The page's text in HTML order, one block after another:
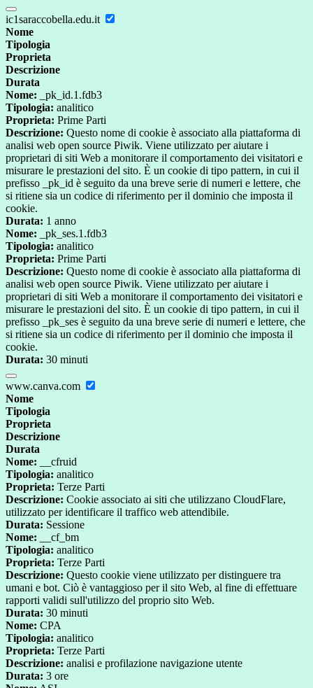
ic1saraccobella.edu.it
Nome
Tipologia
Proprieta
Descrizione
Durata
Nome: _pk_id.1.fdb3
Tipologia: analitico
Proprieta: Prime Parti
Descrizione: Questo nome di cookie è associato alla piattaforma di
analisi web open source Piwik. Viene utilizzato per aiutare i
proprietari di siti Web a monitorare il comportamento dei visitatori e
misurare le prestazioni del sito. È un cookie di tipo pattern, in cui il
prefisso _pk_id è seguito da una breve serie di numeri e lettere, che
si ritiene sia un codice di riferimento per il dominio che imposta il
cookie.
Durata: 1 anno
Nome: _pk_ses.1.fdb3
Tipologia: analitico
Proprieta: Prime Parti
Descrizione: Questo nome di cookie è associato alla piattaforma di
analisi web open source Piwik. Viene utilizzato per aiutare i
proprietari di siti Web a monitorare il comportamento dei visitatori e
misurare le prestazioni del sito. È un cookie di tipo pattern, in cui il
prefisso _pk_ses è seguito da una breve serie di numeri e lettere, che
si ritiene sia un codice di riferimento per il dominio che imposta il
cookie.
Durata: 30 minuti
www.canva.com
Nome
Tipologia
Proprieta
Descrizione
Durata
Nome: __cfruid
Tipologia: analitico
Proprieta: Terze Parti
Descrizione: Cookie associato ai siti che utilizzano CloudFlare,
utilizzato per identificare il traffico web attendibile.
Durata: Sessione
Nome: __cf_bm
Tipologia: analitico
Proprieta: Terze Parti
Descrizione: Questo cookie viene utilizzato per distinguere tra
umani e bot. Ciò è vantaggioso per il sito Web, al fine di effettuare
rapporti validi sull'utilizzo del proprio sito Web.
Durata: 30 minuti
Nome: CPA
Tipologia: analitico
Proprieta: Terze Parti
Descrizione: analisi e profilazione navigazione utente
Durata: 3 ore